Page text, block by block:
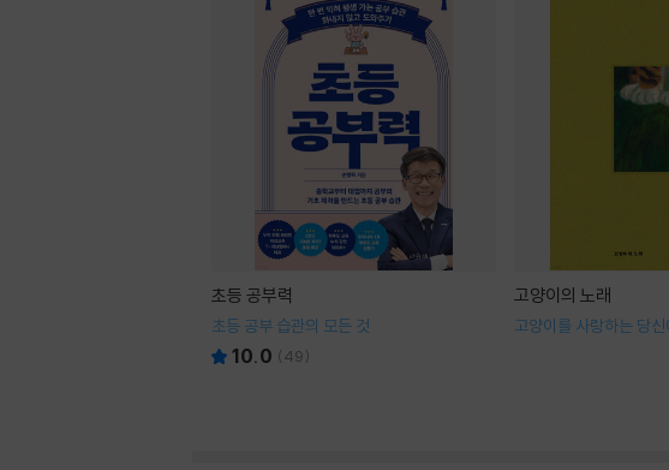
초등 공부력
초등 공부 습관의 모든 것
10.0 (49)
고양이의 노래
고양이를 사랑하는 당신